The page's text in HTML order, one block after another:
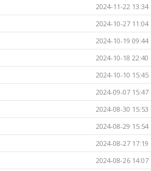
2024-11-22 13:34
2024-10-27 11:04
2024-10-19 09:44
2024-10-18 22:40
2024-10-10 15:45
2024-09-07 15:47
2024-08-30 15:53
2024-08-29 15:54
2024-08-27 17:19
2024-08-26 14:07